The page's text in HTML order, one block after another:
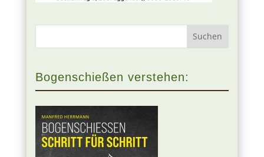
Bogenschießen verstehen: